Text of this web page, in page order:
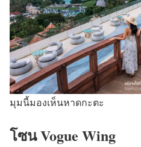
มุมนี้มองเห็นหาดกะตะ
โซนVogue Wing